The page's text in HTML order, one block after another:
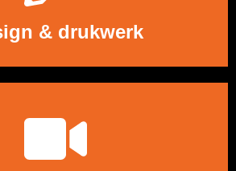
& drukwerk
LEES MEER